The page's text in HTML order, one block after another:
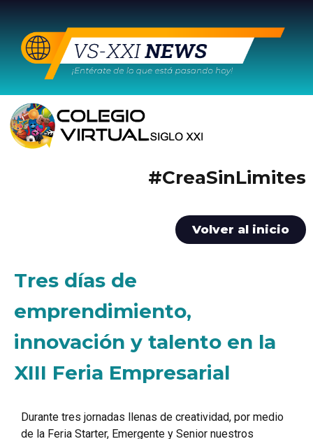
#CreaSinLimites
Volver al inicio
Tres días de
emprendimiento,
innovación y talento en la
XIII Feria Empresarial
Durante tres jornadas llenas de creatividad, por medio
de la Feria Starter, Emergente y Senior nuestros